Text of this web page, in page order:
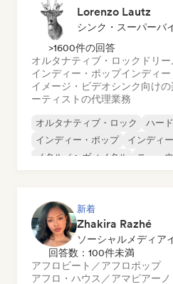
Lorenzo Lautz
シンク・スーパーバ
>1600件の回答
オルタナティブ・ロック ドリ
インディー・ポップインディー
イメージ・ビデオシンク向け
ーティストの代理業務
オルタナティブ・ロック
ハー
インディー・ポップ
インディ
メタル／ヘヴィメタル
ニュー
新着
Zhakira Razhé
ソーシャルメディア
回答数：100件未満
アフロビート／アフロポップ
アフロ・ハウス／アマピアーノ